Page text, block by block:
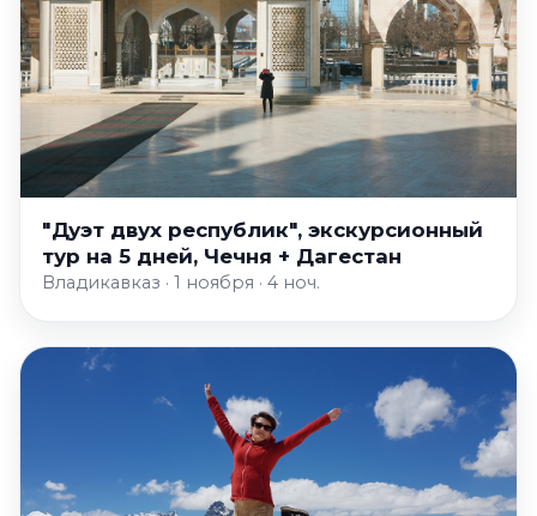
"Дуэт двух республик", экскурсионный
тур на 5 дней, Чечня + Дагестан
Владикавказ · 1 ноября · 4 ноч.